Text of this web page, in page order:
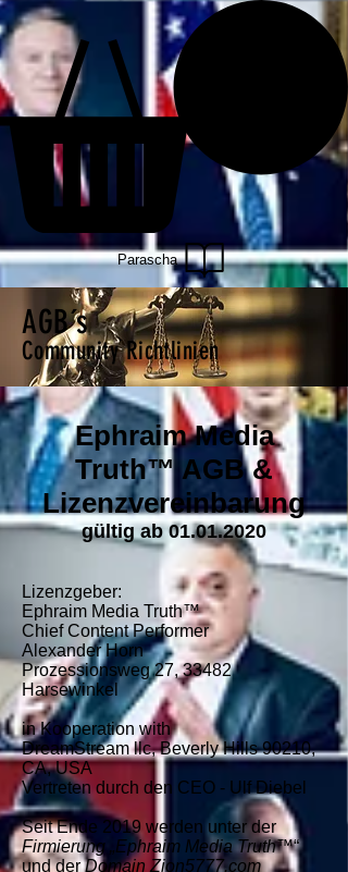
Parascha
AGB´s
Community Richtlinien
Ephraim Media
Truth™ AGB &
Lizenzvereinbarung
gültig ab01.01.2020
Lizenzgeber:
Ephraim Media Truth™
Chief Content Performer
Alexander Horn
Prozessionsweg 27, 33482
Harsewinkel
in Kooperation with
DreamStream llc, Beverly Hills 90210,
CA, USA
Vertreten durch den CEO - Ulf Diebel
Seit Ende 2019 werden unter der
Firmierung „Ephraim Media Truth™“
und derDomain Zion5777.com